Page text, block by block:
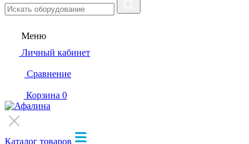
Меню
Личный кабинет
Сравнение
Корзина 0
Каталог товаров